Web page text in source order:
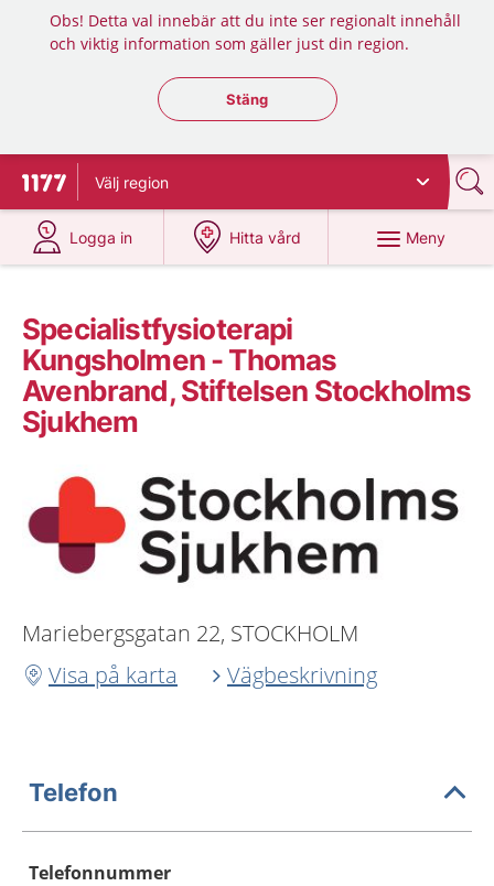
Obs! Detta val innebär att du inte ser regionalt innehåll
och viktig information som gäller just din region.
Stäng regionsväljaren
Stäng
Till startsidan för 1177
Välj region
Logga in
på 1177.se
Hitta vård
på 1177.se
Meny
Specialistfysioterapi
Kungsholmen - Thomas
Avenbrand, Stiftelsen Stockholms
Sjukhem
Mariebergsgatan 22, STOCKHOLM
Visa på karta
Vägbeskrivning
Telefon
Telefonnummer